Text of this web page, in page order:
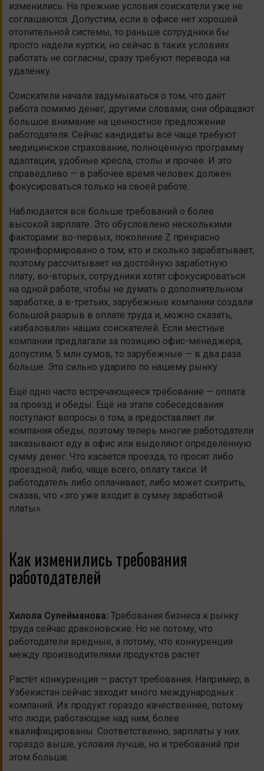
изменились. На прежние условия соискатели уже не
соглашаются. Допустим, если в офисе нет хорошей
отопительной системы, то раньше сотрудники бы
просто надели куртки, но сейчас в таких условиях
работать не согласны, сразу требуют перевода на
удалёнку.
Соискатели начали задумываться о том, что даёт
работа помимо денег, другими словами, они обращают
большое внимание на ценностное предложение
работодателя. Сейчас кандидаты всё чаще требуют
медицинское страхование, полноценную программу
адаптации, удобные кресла, столы и прочее. И это
справедливо — в рабочее время человек должен
фокусироваться только на своей работе.
Наблюдается всё больше требований о более
высокой зарплате. Это обусловлено несколькими
факторами: во-первых, поколение Z прекрасно
проинформировано о том, кто и сколько зарабатывает,
поэтому рассчитывает на достойную заработную
плату, во-вторых, сотрудники хотят сфокусироваться
на одной работе, чтобы не думать о дополнительном
заработке, а в-третьих, зарубежные компании создали
большой разрыв в оплате труда и, можно сказать,
«избаловали» наших соискателей. Если местные
компании предлагали за позицию офис-менеджера,
допустим, 5 млн сумов, то зарубежные — в два раза
больше. Это сильно ударило по нашему рынку.
Ещё одно часто встречающееся требование — оплата
за проезд и обеды. Ещё на этапе собеседования
поступают вопросы о том, а предоставляет ли
компания обеды, поэтому теперь многие работодатели
заказывают еду в офис или выделяют определённую
сумму денег. Что касается проезда, то просят либо
проездной, либо, чаще всего, оплату такси. И
работодатель либо оплачивает, либо может схитрить,
сказав, что «это уже входит в сумму заработной
платы».
Как изменились требования
работодателей
Хилола Сулейманова: Требования бизнеса к рынку
труда сейчас драконовские. Но не потому, что
работодатели вредные, а потому, что конкуренция
между производителями продуктов растёт.
Растёт конкуренция — растут требования. Например, в
Узбекистан сейчас заходит много международных
компаний. Их продукт гораздо качественнее, потому
что люди, работающие над ним, более
квалифицированы. Соответственно, зарплаты у них
гораздо выше, условия лучше, но и требований при
этом больше.